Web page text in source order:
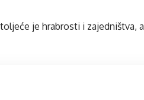
je hrabrosti i zajedništva, a